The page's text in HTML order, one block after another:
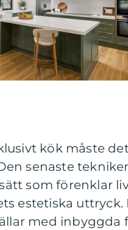
kök måste
senaste
som förenklar
estetiska uttryck.
med inbyggda